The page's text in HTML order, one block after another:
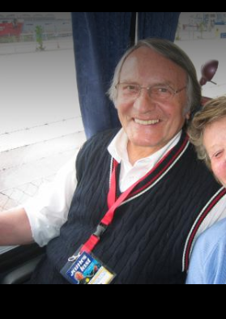
James Last
Home News Musik Videos
James Last Live